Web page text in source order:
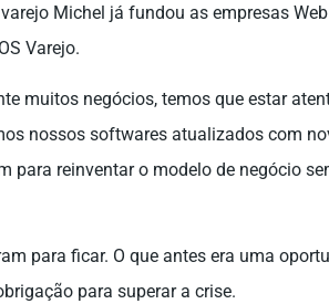
Michel já fundou as empresas Web
Varejo.
muitos negócios, temos que estar
nossos softwares atualizados com
para reinventar o modelo de negócio
para ficar. O que antes era uma
para superar a crise.